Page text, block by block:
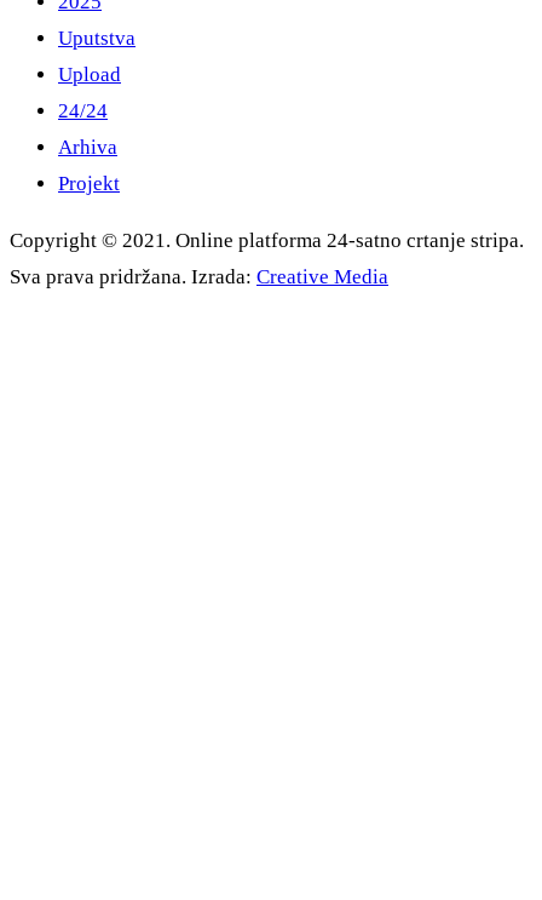
Uputstva
Upload
24/24
Arhiva
Projekt
Copyright © 2021. Online platforma 24-satno crtanje stripa.
Sva prava pridržana. Izrada: Creative Media